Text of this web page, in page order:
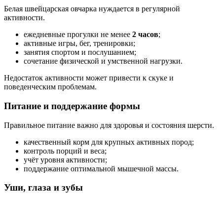
Белая швейцарская овчарка нуждается в регулярной
активности.
ежедневные прогулки не менее 2 часов;
активные игры, бег, тренировки;
занятия спортом и послушанием;
сочетание физической и умственной нагрузки.
Недостаток активности может привести к скуке и
поведенческим проблемам.
Питание и поддержание формы
Правильное питание важно для здоровья и состояния шерсти.
качественный корм для крупных активных пород;
контроль порций и веса;
учёт уровня активности;
поддержание оптимальной мышечной массы.
Уши, глаза и зубы